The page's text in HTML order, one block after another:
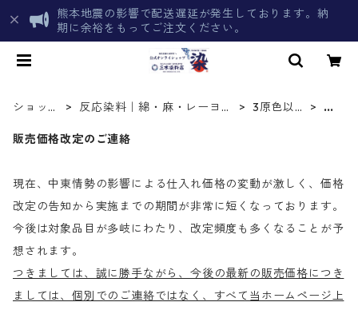
熊本地震の影響で配送遅延が発生しております。納
期に余裕をもってご注文ください。
ショップ
反応染料｜綿・麻・レーヨン
3原色以外
青
販売価格改定のご連絡
現在、中東情勢の影響による仕入れ価格の変動が激しく、価格
改定の告知から実施までの期間が非常に短くなっております。
今後は対象品目が多岐にわたり、改定頻度も多くなることが予
想されます。
つきましては、誠に勝手ながら、今後の最新の販売価格につき
ましては、個別でのご連絡ではなく、すべて当ホームページ上